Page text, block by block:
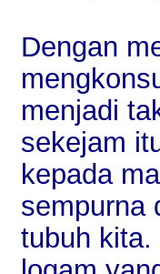
Dengan
menjadi
sekejam
kepada
sempurna
tubuh kita.